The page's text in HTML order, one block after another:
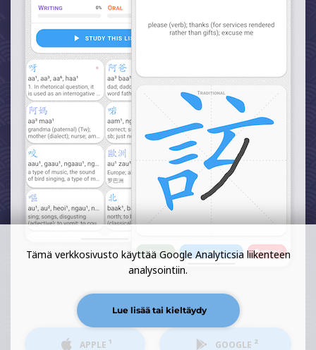
APPLE ¹ GOOGLE ²
Tämä verkkosivusto käyttää Google Analyticsia liikenteen
analysointiin.
Lue lisää tai kieltäydy